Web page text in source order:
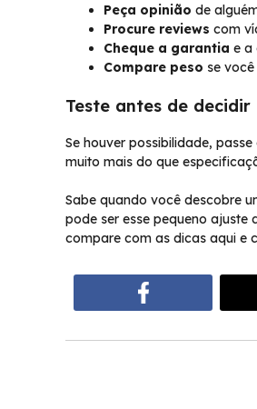
Peça opinião de
Procure reviews com
Cheque a garantia e a
Compare peso se
Teste antes de decidir
Se houver possibilidade,
muito mais do que
Sabe quando você descobre
pode ser esse pequeno ajuste
compare com as dicas aqui e